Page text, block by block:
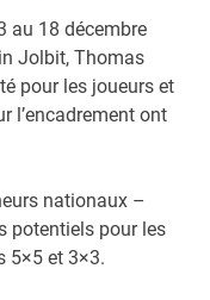
au 18 décembre
Jolbit, Thomas
pour les joueurs et
l’encadrement ont
nationaux –
potentiels pour les
5×5 et 3×3.